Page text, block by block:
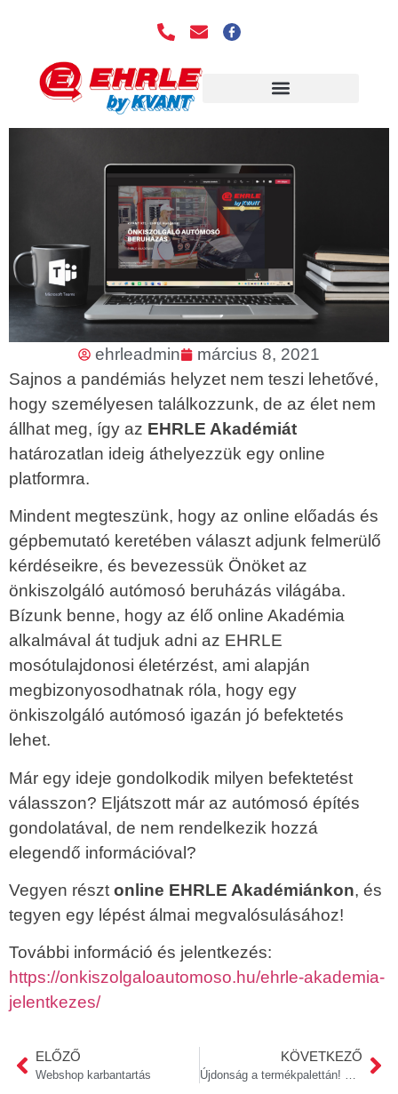
ehrleadmin
március 8, 2021
Sajnos a pandémiás helyzet nem teszi lehetővé,
hogy személyesen találkozzunk, de az élet nem
állhat meg, így az EHRLE Akadémiát
határozatlan ideig áthelyezzük egy online
platformra.
Mindent megteszünk, hogy az online előadás és
gépbemutató keretében választ adjunk felmerülő
kérdéseikre, és bevezessük Önöket az
önkiszolgáló autómosó beruházás világába.
Bízunk benne, hogy az élő online Akadémia
alkalmával át tudjuk adni az EHRLE
mosótulajdonosi életérzést, ami alapján
megbizonyosodhatnak róla, hogy egy
önkiszolgáló autómosó igazán jó befektetés
lehet.
Már egy ideje gondolkodik milyen befektetést
válasszon? Eljátszott már az autómosó építés
gondolatával, de nem rendelkezik hozzá
elegendő információval?
Vegyen részt online EHRLE Akadémiánkon, és
tegyen egy lépést álmai megvalósulásához!
További információ és jelentkezés:
https://onkiszolgaloautomoso.hu/ehrle-akademia-
jelentkezes/
ELŐZŐ
Webshop karbantartás
KÖVETKEZŐ
Újdonság a termékpalettán! Már elérhető a rózsaszín hab!